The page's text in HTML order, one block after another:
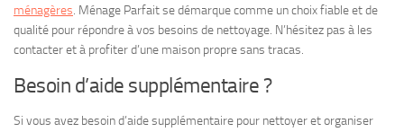
ménagères. Ménage Parfait se démarque comme un choix fiable et de
qualité pour répondre à vos besoins de nettoyage. N’hésitez pas à les
contacter et à profiter d’une maison propre sans tracas.
Besoin d’aide supplémentaire ?
Si vous avez besoin d’aide supplémentaire pour nettoyer et organiser